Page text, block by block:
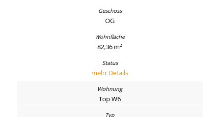
OG
82,36 m²
mehr Details
Top W6